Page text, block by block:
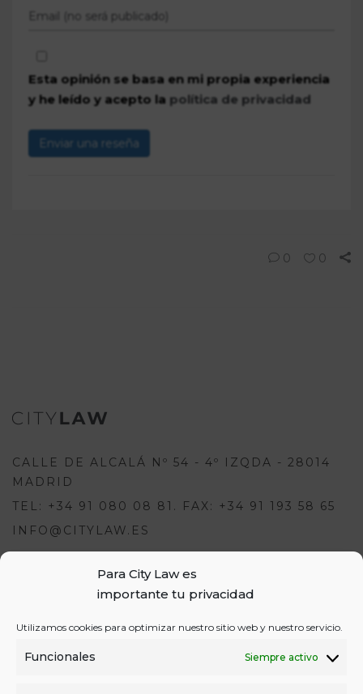
Para City Law es
importante tu privacidad
Utilizamos cookies para optimizar nuestro sitio web y nuestro servicio.
Funcionales Siempre activo
Para escribir una opinión debes
estar registrado e iniciar sesión:
o
Esta opinión se basa en mi propia experiencia
y he leído y acepto la política de privacidad
Enviar una reseña
0 0
CALLE DE ALCALÁ Nº 54 - 4º IZQDA - 28014
MADRID
TEL: +34 91 080 08 81. FAX: +34 91 193 58 65
INFO@CITYLAW.ES
INICIAR SESIÓN